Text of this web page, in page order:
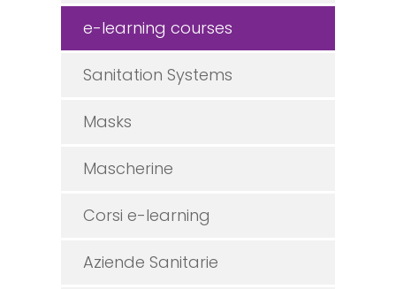
e-learning courses
Sanitation Systems
Masks
Mascherine
Corsi e-learning
Aziende Sanitarie